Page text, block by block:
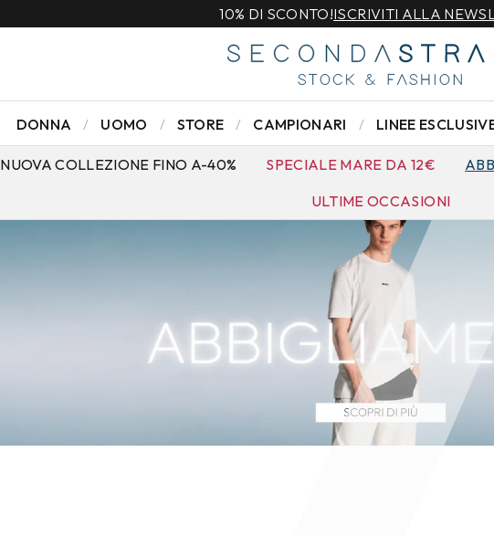
10% DI SCONTO!ISCRIVITI ALLA
DONNA UOMO
NUOVA COLLEZIONE FINO A-40% SPECIALE MARE DA 12€
ULTIME OCCASIONI
STORE CAMPIONARI LINEE